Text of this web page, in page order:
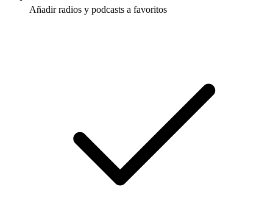
Añadir radios y podcasts a favoritos